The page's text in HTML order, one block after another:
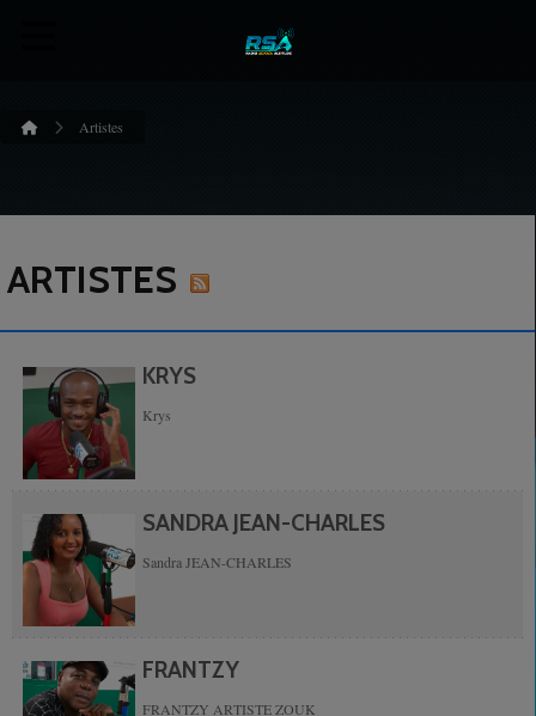
Artistes
ARTISTES
KRYS
Krys
SANDRA JEAN-CHARLES
Sandra JEAN-CHARLES
FRANTZY
FRANTZY ARTISTE ZOUK